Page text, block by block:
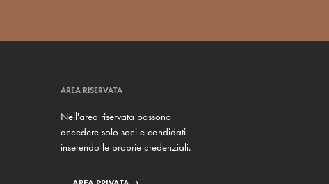
AREA RISERVATA
Nell'area riservata possono
accedere solo soci e candidati
inserendo le proprie credenziali.